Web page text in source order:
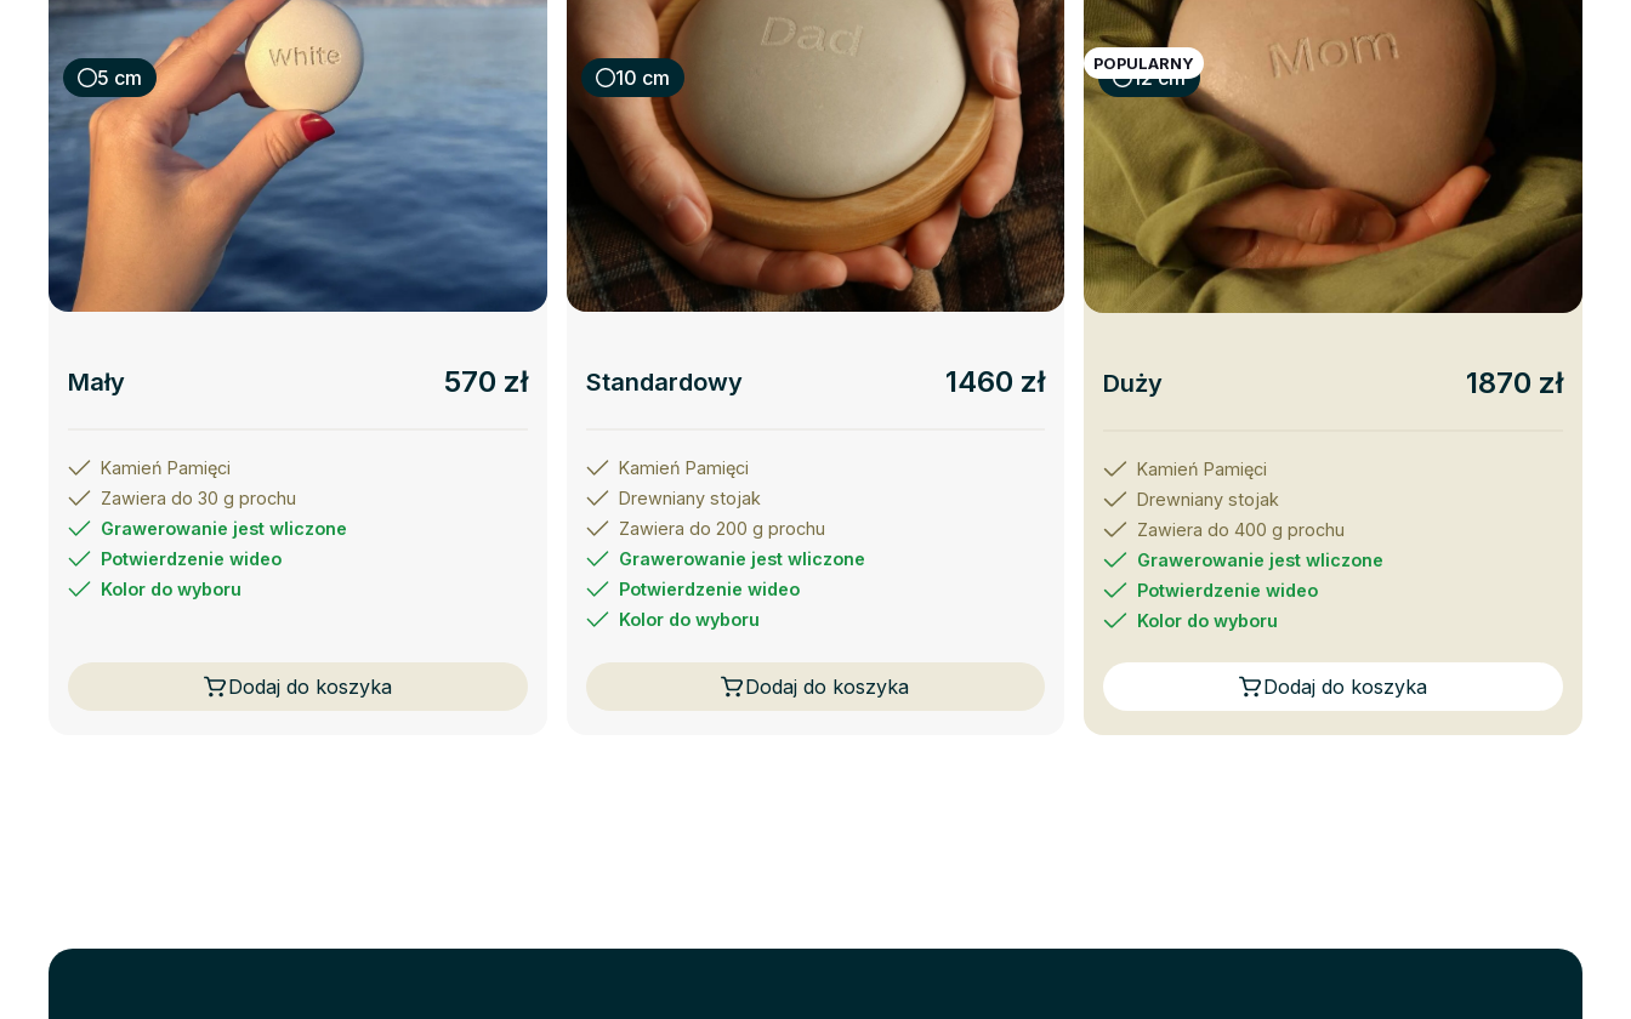
5 cm
Mały 570 zł
Kamień Pamięci
Zawiera do 30 g prochu
Grawerowanie jest wliczone
Potwierdzenie wideo
Kolor do wyboru
Dodaj do koszyka
10 cm
Standardowy 1460 zł
Kamień Pamięci
Drewniany stojak
Zawiera do 200 g prochu
Grawerowanie jest wliczone
Potwierdzenie wideo
Kolor do wyboru
Dodaj do koszyka
12 cm
POPULARNY
Duży 1870 zł
Kamień Pamięci
Drewniany stojak
Zawiera do 400 g prochu
Grawerowanie jest wliczone
Potwierdzenie wideo
Kolor do wyboru
Dodaj do koszyka